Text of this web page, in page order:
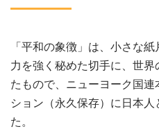
「平和の象徴」は、小さな
力を強く秘めた切手に、世
たもので、ニューヨーク国
ション（永久保存）に日本
た。